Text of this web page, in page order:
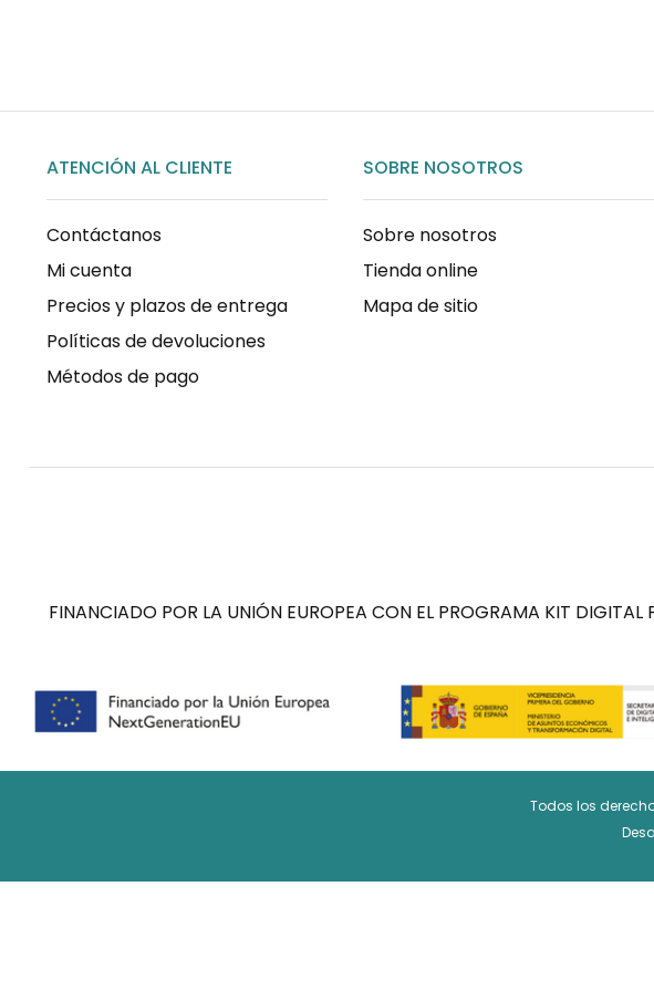
ATENCIÓN AL CLIENTE
Contáctanos
Mi cuenta
Precios y plazos de entrega
Políticas de devoluciones
Métodos de pago
SOBRE NOSOTROS
Sobre nosotros
Tienda online
Mapa de sitio
FINANCIADO POR LA UNIÓN EUROPEA CON EL PROGRAMA KIT
Todos los